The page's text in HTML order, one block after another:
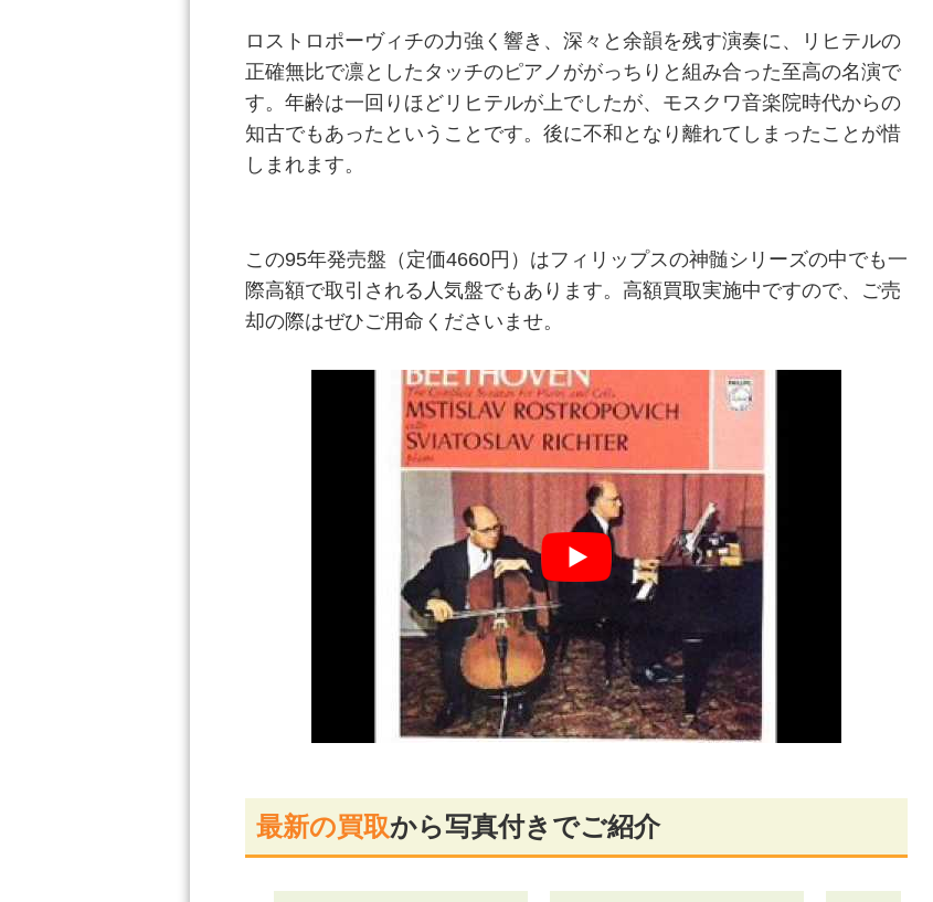
ロストロポーヴィチの力強く響き、深々と余韻を残す演奏に、リヒテルの
正確無比で凛としたタッチのピアノががっちりと組み合った至高の名演で
す。年齢は一回りほどリヒテルが上でしたが、モスクワ音楽院時代からの
知古でもあったということです。後に不和となり離れてしまったことが惜
しまれます。
この95年発売盤（定価4660円）はフィリップスの神髄シリーズの中でも一
際高額で取引される人気盤でもあります。高額買取実施中ですので、ご売
却の際はぜひご用命くださいませ。
最新の買取から写真付きでご紹介